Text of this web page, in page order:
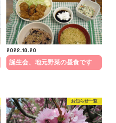
2022.10.20
誕生会、地元野菜の昼食です
お知らせ一覧